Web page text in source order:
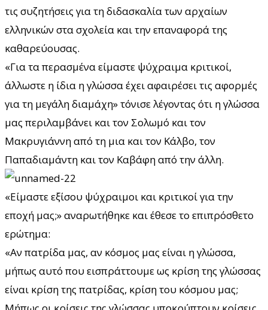
τις συζητήσεις για τη διδασκαλία των αρχαίων
ελληνικών στα σχολεία και την επαναφορά της
καθαρεύουσας.
«Για τα περασμένα είμαστε ψύχραιμα κριτικοί,
άλλωστε η ίδια η γλώσσα έχει αφαιρέσει τις αφορμές
για τη μεγάλη διαμάχη» τόνισε λέγοντας ότι η γλώσσα
μας περιλαμβάνει και τον Σολωμό και τον
Μακρυγιάννη από τη μια και τον Κάλβο, τον
Παπαδιαμάντη και τον Καβάφη από την άλλη.
«Είμαστε εξίσου ψύχραιμοι και κριτικοί για την
εποχή μας;» αναρωτήθηκε και έθεσε το επιπρόσθετο
ερώτημα:
«Αν πατρίδα μας, αν κόσμος μας είναι η γλώσσα,
μήπως αυτό που εισπράττουμε ως κρίση της γλώσσας
είναι κρίση της πατρίδας, κρίση του κόσμου μας;